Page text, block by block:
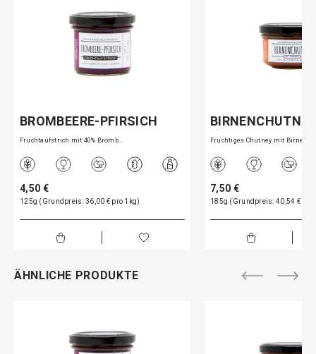
BROMBEERE-PFIRSICH
Fruchtaufstrich mit 40% Bromb…
4,50 €
125g (Grundpreis: 36,00 € pro 1kg)
BIRNENCHUTNEY
Fruchtiges Chutney mit Birnen…
7,50 €
185g (Grundpreis: 40,54 € pro
ÄHNLICHE PRODUKTE